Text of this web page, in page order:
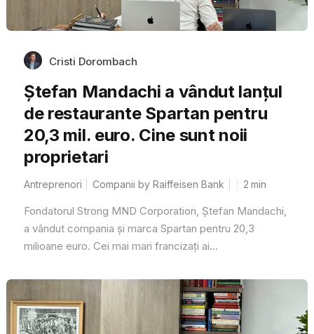
Cristi Dorombach
Ștefan Mandachi a vândut lanțul
de restaurante Spartan pentru
20,3 mil. euro. Cine sunt noii
proprietari
Antreprenori Companii by Raiffeisen Bank 2 min
Fondatorul Strong MND Corporation, Ștefan Mandachi,
a vândut compania și marca Spartan pentru 20,3
milioane euro. Cei mai mari francizați ai...